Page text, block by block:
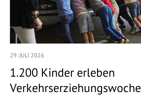
29. JULI 2026
1.200 Kinder erleben
Verkehrserziehungswoche